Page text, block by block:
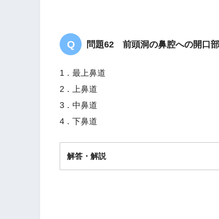
問題62 前頭洞の鼻腔への開口部
1．最上鼻道
2．上鼻道
3．中鼻道
4．下鼻道
解答・解説